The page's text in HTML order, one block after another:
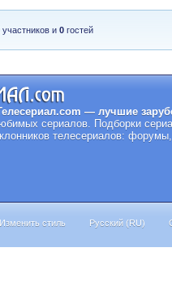
участников и0 гостей
— лучшие
сериалов. Подборки
телесериалов:
Изменить стиль Русский (RU)